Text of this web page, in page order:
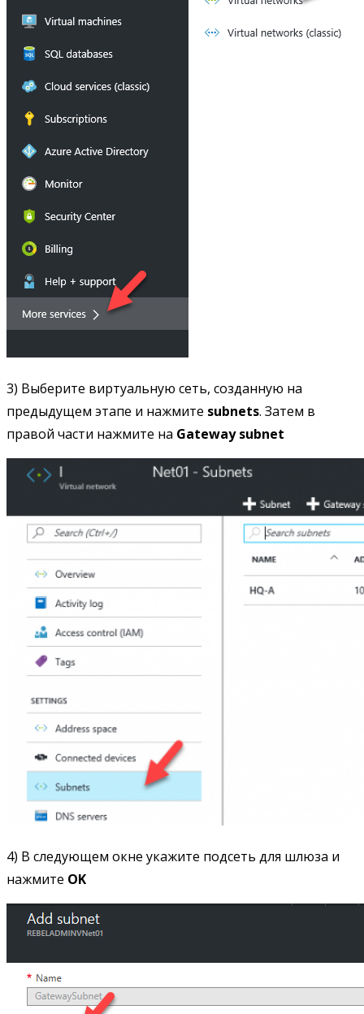
3) Выберите виртуальную сеть, созданную на
предыдущем этапе и нажмите subnets. Затем в
правой части нажмите на Gateway subnet
4) В следующем окне укажите подсеть для шлюза и
нажмите OK